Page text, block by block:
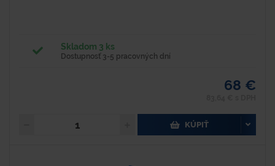
Skladom 3 ks
Dostupnosť 3-5 pracovných dní
68 €
KÚPIŤ